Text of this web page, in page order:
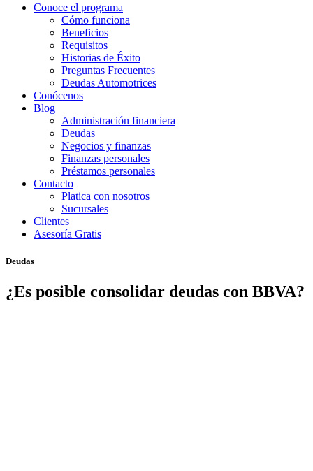
Conoce el programa
Cómo funciona
Beneficios
Requisitos
Historias de Éxito
Preguntas Frecuentes
Deudas Automotrices
Conócenos
Blog
Administración financiera
Deudas
Negocios y finanzas
Finanzas personales
Préstamos personales
Contacto
Platica con nosotros
Sucursales
Clientes
Asesoría Gratis
Deudas
¿Es posible consolidar deudas con BBVA?